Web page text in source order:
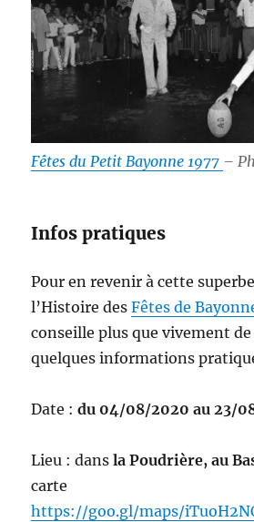
Fêtes du Petit Bayonne 1977 –
Infos pratiques
Pour en revenir à cette
l’Histoire desFêtes de
conseille plus que vivement
quelques informations
Date :du 04/08/2020 au 23/
Lieu : dans la Poudrière, au
carte
https://goo.gl/maps/